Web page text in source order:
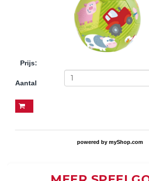
Prijs:
Aantal
powered by myShop.com